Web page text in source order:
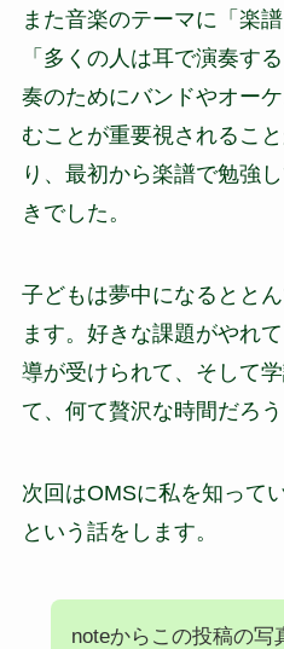
また音楽のテーマに「楽
「多くの人は耳で演奏す
奏のためにバンドやオー
むことが重要視されるこ
り、最初から楽譜で勉強
きでした。
子どもは夢中になるとと
ます。好きな課題がやれ
導が受けられて、そして
て、何て贅沢な時間だろう
次回はOMSに私を知って
という話をします。
noteからこの投稿の写